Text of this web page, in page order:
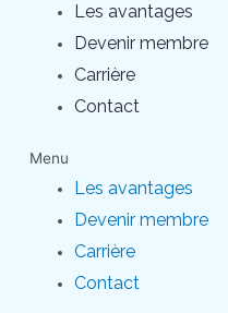
Les avantages
Devenir membre
Carrière
Contact
Menu
Les avantages
Devenir membre
Carrière
Contact